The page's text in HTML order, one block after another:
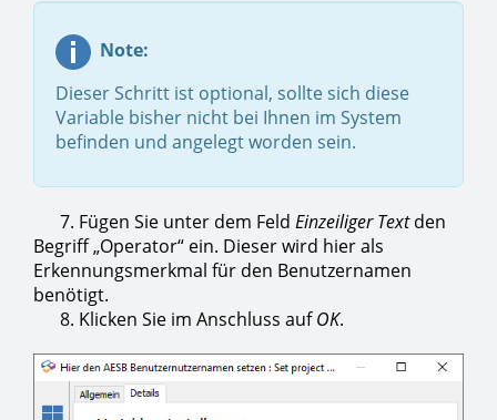
Note:
Dieser Schritt ist optional, sollte sich diese
Variable bisher nicht bei Ihnen im System
befinden und angelegt worden sein.
7. Fügen Sie unter dem Feld Einzeiliger Textden
Begriff „Operator“ ein. Dieser wird hier als
Erkennungsmerkmal für den Benutzernamen
benötigt.
8. Klicken Sie im Anschluss aufOK.